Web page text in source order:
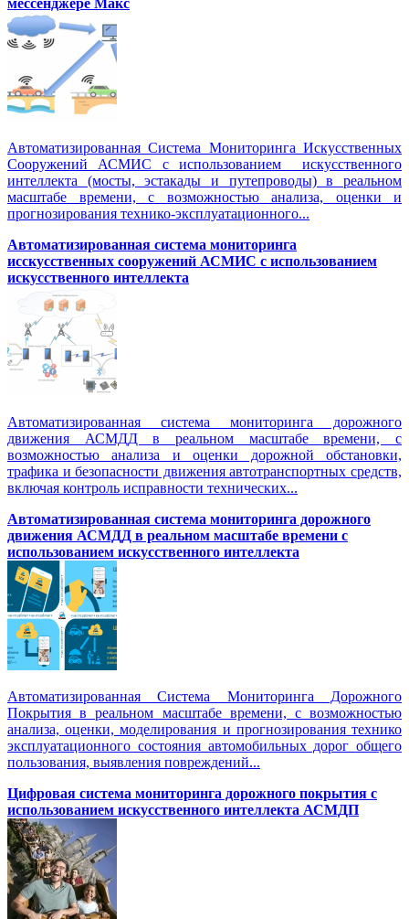
Автоматизированная Система Мониторинга Искусственных
Сооружений АСМИС с использованием искусственного
интеллекта (мосты, эстакады и путепроводы) в реальном
масштабе времени, с возможностью анализа, оценки и
прогнозирования технико-эксплуатационного...
Автоматизированная система мониторинга
исскусственных сооружений АСМИС с использованием
искусственного интеллекта
Автоматизированная система мониторинга дорожного
движения АСМДД в реальном масштабе времени, с
возможностью анализа и оценки дорожной обстановки,
трафика и безопасности движения автотранспортных средств,
включая контроль исправности технических...
Автоматизированная cистема мониторинга дорожного
движения АСМДД в реальном масштабе времени с
использованием искусственного интеллекта
Автоматизированная Система Мониторинга Дорожного
Покрытия в реальном масштабе времени, с возможностью
анализа, оценки, моделирования и прогнозирования технико
эксплуатационного состояния автомобильных дорог общего
пользования, выявления повреждений...
Цифровая система мониторинга дорожного покрытия с
использованием искусственного интеллекта АСМДП